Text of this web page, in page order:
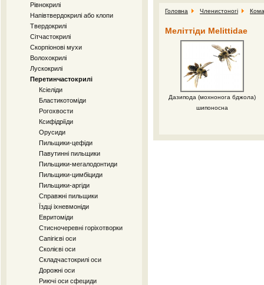
Рівнокрилі
Напівтвердокрилі або клопи
Твердокрилі
Сітчастокрилі
Скорпіонові мухи
Волохокрилі
Лускокрилі
Перетинчастокрилі
Ксіеліди
Бластикотоміди
Рогохвости
Ксифідріїди
Орусиди
Пильщики-цефіди
Павутинні пильщики
Пильщики-мегалодонтиди
Пильщики-цимбіциди
Пильщики-аргіди
Справжні пильщики
Їздці іхневмоніди
Евритоміди
Стисночеревні горіхотворки
Сапігієві оси
Сколієві оси
Складчастокрилі оси
Дорожні оси
Риючі оси сфециди
Головна Членистоногі
Меліттіди Melittidae
Дазипода (мохнонога бджола)
шипоносна